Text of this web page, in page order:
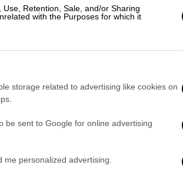
Retention, Sale, and/or Sharing
with the Purposes for which it
storage related to advertising like cookies on
be sent to Google for online advertising
personalized advertising.
κατατίθενταν ψευδείς
εγκρίνονται και να
πραγματική
συγκεκριμένα Κέντρα
όσα αναφέρονται στη
τη «δέσμευση» επιλέξιμων
αυτών γινόταν η
των στοιχείων.